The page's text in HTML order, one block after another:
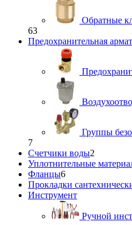
Обратные
63
Предохранительная
Группы
7
Счетчики воды2
Уплотнительные
Фланцы6
Прокладки
Инструмент
Ручной